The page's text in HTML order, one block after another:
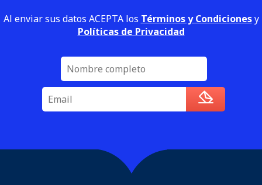
Al enviar sus datos ACEPTA los Términos y Condicionesy
Políticas de Privacidad